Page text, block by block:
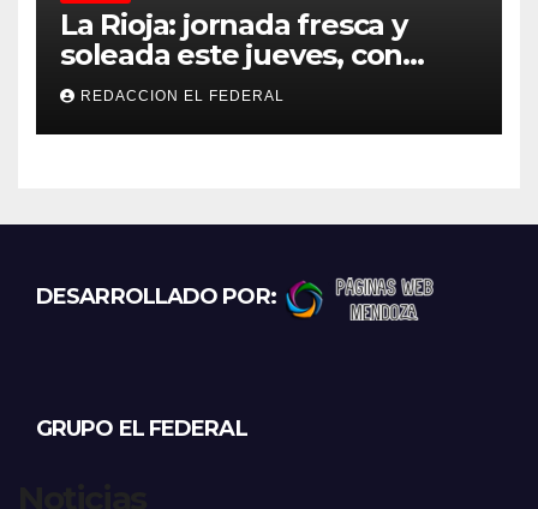
La Rioja: jornada fresca y
soleada este jueves, con
temperaturas estables para
el viernes
REDACCION EL FEDERAL
DESARROLLADO POR:
GRUPO EL FEDERAL